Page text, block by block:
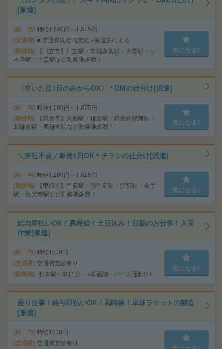
[派遣]
給 与 時給1,500円～1,875円
交通費 ■ 交通費規定内支給 ※派遣先による
勤務地
【日立市】日立駅・常陸多賀駅・大甕駅・小
木津駅・十王駅など勤務地多数！
気になる!
〈空いた日1日のみからOK〉＊DMの仕分け[派遣]
給 与 時給1,500円～1,875円
勤務地
【鎌倉市】大船駅・鎌倉駅・鎌倉高校前駅・
北鎌倉駅・西鎌倉駅など勤務地多数！
気になる!
＼来社不要／単発1日OK＊チラシの仕分け[派遣]
給 与 時給1,200円～1,625円
勤務地
【甲府市】甲府駅・南甲府駅・酒折駅・金手
駅・善光寺駅など勤務地多数！
気になる!
給与即払いOK！高時給！土日休み！日勤のお仕事！入荷
作業[派遣]
給 与 時給1500円
交通費 交通費支給有り
勤務地 北本駅～車11分 ※車通勤・バイク通勤OK
気になる!
座り仕事！給与即払いOK！高時給！卓球ラケットの製造
[派遣]
給 与 時給1600円
交通費 交通費支給有り